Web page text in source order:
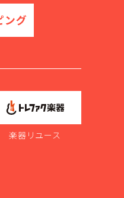
楽器リユース